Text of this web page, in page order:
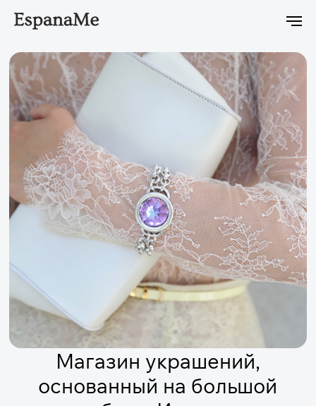
Eclipse уже в продаже Новейшая коллекция Ciclon Eclipse
2016
Год основания. Официальный
представитель Ciclón, unode50 в России
Магазин украшений,
основанный на большой
любви к Испании
Естественность, свобода, эмоции
В каталог